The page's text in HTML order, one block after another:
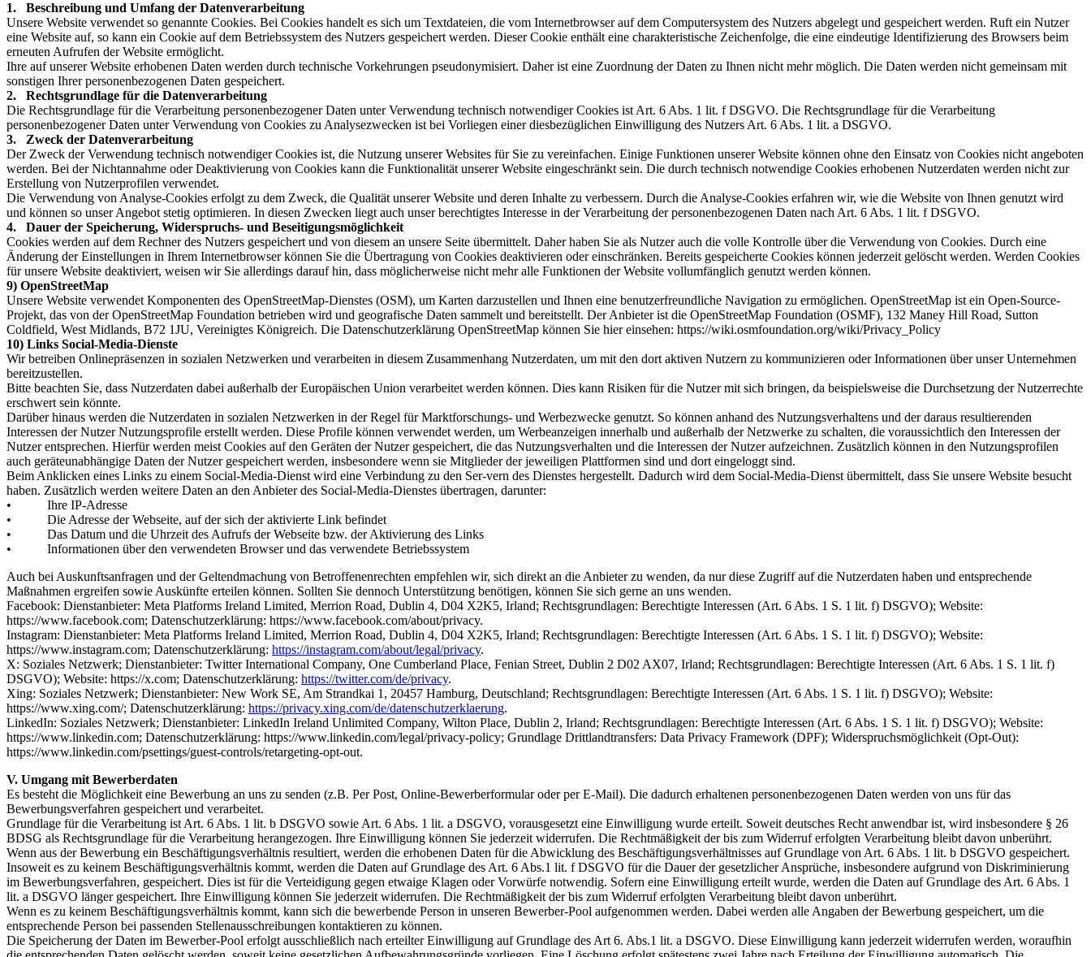
1. Beschreibung und Umfang der Datenverarbeitung
Unsere Website verwendet so genannte Cookies. Bei Cookies handelt es sich um Textdateien, die vom Internetbrowser auf dem Computersystem des Nutzers abgelegt und gespeichert werden. Ruft ein Nutzer
eine Website auf, so kann ein Cookie auf dem Betriebssystem des Nutzers gespeichert werden. Dieser Cookie enthält eine charakteristische Zeichenfolge, die eine eindeutige Identifizierung des Browsers beim
erneuten Aufrufen der Website ermöglicht.
Ihre auf unserer Website erhobenen Daten werden durch technische Vorkehrungen pseudonymisiert. Daher ist eine Zuordnung der Daten zu Ihnen nicht mehr möglich. Die Daten werden nicht gemeinsam mit
sonstigen Ihrer personenbezogenen Daten gespeichert.
2. Rechtsgrundlage für die Datenverarbeitung
Die Rechtsgrundlage für die Verarbeitung personenbezogener Daten unter Verwendung technisch notwendiger Cookies ist Art. 6 Abs. 1 lit. f DSGVO. Die Rechtsgrundlage für die Verarbeitung
personenbezogener Daten unter Verwendung von Cookies zu Analysezwecken ist bei Vorliegen einer diesbezüglichen Einwilligung des Nutzers Art. 6 Abs. 1 lit. a DSGVO.
3. Zweck der Datenverarbeitung
Der Zweck der Verwendung technisch notwendiger Cookies ist, die Nutzung unserer Websites für Sie zu vereinfachen. Einige Funktionen unserer Website können ohne den Einsatz von Cookies nicht angeboten
werden. Bei der Nichtannahme oder Deaktivierung von Cookies kann die Funktionalität unserer Website eingeschränkt sein. Die durch technisch notwendige Cookies erhobenen Nutzerdaten werden nicht zur
Erstellung von Nutzerprofilen verwendet.
Die Verwendung von Analyse-Cookies erfolgt zu dem Zweck, die Qualität unserer Website und deren Inhalte zu verbessern. Durch die Analyse-Cookies erfahren wir, wie die Website von Ihnen genutzt wird
und können so unser Angebot stetig optimieren. In diesen Zwecken liegt auch unser berechtigtes Interesse in der Verarbeitung der personenbezogenen Daten nach Art. 6 Abs. 1 lit. f DSGVO.
4. Dauer der Speicherung, Widerspruchs- und Beseitigungsmöglichkeit
Cookies werden auf dem Rechner des Nutzers gespeichert und von diesem an unsere Seite übermittelt. Daher haben Sie als Nutzer auch die volle Kontrolle über die Verwendung von Cookies. Durch eine
Änderung der Einstellungen in Ihrem Internetbrowser können Sie die Übertragung von Cookies deaktivieren oder einschränken. Bereits gespeicherte Cookies können jederzeit gelöscht werden. Werden Cookies
für unsere Website deaktiviert, weisen wir Sie allerdings darauf hin, dass möglicherweise nicht mehr alle Funktionen der Website vollumfänglich genutzt werden können.
9) OpenStreetMap
Unsere Website verwendet Komponenten des OpenStreetMap-Dienstes (OSM), um Karten darzustellen und Ihnen eine benutzerfreundliche Navigation zu ermöglichen. OpenStreetMap ist ein Open-Source-
Projekt, das von der OpenStreetMap Foundation betrieben wird und geografische Daten sammelt und bereitstellt. Der Anbieter ist die OpenStreetMap Foundation (OSMF), 132 Maney Hill Road, Sutton
Coldfield, West Midlands, B72 1JU, Vereinigtes Königreich. Die Datenschutzerklärung OpenStreetMap können Sie hier einsehen: https://wiki.osmfoundation.org/wiki/Privacy_Policy
10) Links Social-Media-Dienste
Wir betreiben Onlinepräsenzen in sozialen Netzwerken und verarbeiten in diesem Zusammenhang Nutzerdaten, um mit den dort aktiven Nutzern zu kommunizieren oder Informationen über unser Unternehmen
bereitzustellen.
Bitte beachten Sie, dass Nutzerdaten dabei außerhalb der Europäischen Union verarbeitet werden können. Dies kann Risiken für die Nutzer mit sich bringen, da beispielsweise die Durchsetzung der Nutzerrechte
erschwert sein könnte.
Darüber hinaus werden die Nutzerdaten in sozialen Netzwerken in der Regel für Marktforschungs- und Werbezwecke genutzt. So können anhand des Nutzungsverhaltens und der daraus resultierenden
Interessen der Nutzer Nutzungsprofile erstellt werden. Diese Profile können verwendet werden, um Werbeanzeigen innerhalb und außerhalb der Netzwerke zu schalten, die voraussichtlich den Interessen der
Nutzer entsprechen. Hierfür werden meist Cookies auf den Geräten der Nutzer gespeichert, die das Nutzungsverhalten und die Interessen der Nutzer aufzeichnen. Zusätzlich können in den Nutzungsprofilen
auch geräteunabhängige Daten der Nutzer gespeichert werden, insbesondere wenn sie Mitglieder der jeweiligen Plattformen sind und dort eingeloggt sind.
Beim Anklicken eines Links zu einem Social-Media-Dienst wird eine Verbindung zu den Ser-vern des Dienstes hergestellt. Dadurch wird dem Social-Media-Dienst übermittelt, dass Sie unsere Website besucht
haben. Zusätzlich werden weitere Daten an den Anbieter des Social-Media-Dienstes übertragen, darunter:
• Ihre IP-Adresse
• Die Adresse der Webseite, auf der sich der aktivierte Link befindet
• Das Datum und die Uhrzeit des Aufrufs der Webseite bzw. der Aktivierung des Links
• Informationen über den verwendeten Browser und das verwendete Betriebssystem
Auch bei Auskunftsanfragen und der Geltendmachung von Betroffenenrechten empfehlen wir, sich direkt an die Anbieter zu wenden, da nur diese Zugriff auf die Nutzerdaten haben und entsprechende
Maßnahmen ergreifen sowie Auskünfte erteilen können. Sollten Sie dennoch Unterstützung benötigen, können Sie sich gerne an uns wenden.
Facebook: Dienstanbieter: Meta Platforms Ireland Limited, Merrion Road, Dublin 4, D04 X2K5, Irland; Rechtsgrundlagen: Berechtigte Interessen (Art. 6 Abs. 1 S. 1 lit. f) DSGVO); Website:
https://www.facebook.com; Datenschutzerklärung: https://www.facebook.com/about/privacy.
Instagram: Dienstanbieter: Meta Platforms Ireland Limited, Merrion Road, Dublin 4, D04 X2K5, Irland; Rechtsgrundlagen: Berechtigte Interessen (Art. 6 Abs. 1 S. 1 lit. f) DSGVO); Website:
https://www.instagram.com; Datenschutzerklärung: https://instagram.com/about/legal/privacy.
X: Soziales Netzwerk; Dienstanbieter: Twitter International Company, One Cumberland Place, Fenian Street, Dublin 2 D02 AX07, Irland; Rechtsgrundlagen: Berechtigte Interessen (Art. 6 Abs. 1 S. 1 lit. f)
DSGVO); Website: https://x.com; Datenschutzerklärung: https://twitter.com/de/privacy.
Xing: Soziales Netzwerk; Dienstanbieter: New Work SE, Am Strandkai 1, 20457 Hamburg, Deutschland; Rechtsgrundlagen: Berechtigte Interessen (Art. 6 Abs. 1 S. 1 lit. f) DSGVO); Website:
https://www.xing.com/; Datenschutzerklärung: https://privacy.xing.com/de/datenschutzerklaerung.
LinkedIn: Soziales Netzwerk; Dienstanbieter: LinkedIn Ireland Unlimited Company, Wilton Place, Dublin 2, Irland; Rechtsgrundlagen: Berechtigte Interessen (Art. 6 Abs. 1 S. 1 lit. f) DSGVO); Website:
https://www.linkedin.com; Datenschutzerklärung: https://www.linkedin.com/legal/privacy-policy; Grundlage Drittlandtransfers: Data Privacy Framework (DPF); Widerspruchsmöglichkeit (Opt-Out):
https://www.linkedin.com/psettings/guest-controls/retargeting-opt-out.
V. Umgang mit Bewerberdaten
Es besteht die Möglichkeit eine Bewerbung an uns zu senden (z.B. Per Post, Online-Bewerberformular oder per E-Mail). Die dadurch erhaltenen personenbezogenen Daten werden von uns für das
Bewerbungsverfahren gespeichert und verarbeitet.
Grundlage für die Verarbeitung ist Art. 6 Abs. 1 lit. b DSGVO sowie Art. 6 Abs. 1 lit. a DSGVO, vorausgesetzt eine Einwilligung wurde erteilt. Soweit deutsches Recht anwendbar ist, wird insbesondere § 26
BDSG als Rechtsgrundlage für die Verarbeitung herangezogen. Ihre Einwilligung können Sie jederzeit widerrufen. Die Rechtmäßigkeit der bis zum Widerruf erfolgten Verarbeitung bleibt davon unberührt.
Wenn aus der Bewerbung ein Beschäftigungsverhältnis resultiert, werden die erhobenen Daten für die Abwicklung des Beschäftigungsverhältnisses auf Grundlage von Art. 6 Abs. 1 lit. b DSGVO gespeichert.
Insoweit es zu keinem Beschäftigungsverhältnis kommt, werden die Daten auf Grundlage des Art. 6 Abs.1 lit. f DSGVO für die Dauer der gesetzlicher Ansprüche, insbesondere aufgrund von Diskriminierung
im Bewerbungsverfahren, gespeichert. Dies ist für die Verteidigung gegen etwaige Klagen oder Vorwürfe notwendig. Sofern eine Einwilligung erteilt wurde, werden die Daten auf Grundlage des Art. 6 Abs. 1
lit. a DSGVO länger gespeichert. Ihre Einwilligung können Sie jederzeit widerrufen. Die Rechtmäßigkeit der bis zum Widerruf erfolgten Verarbeitung bleibt davon unberührt.
Wenn es zu keinem Beschäftigungsverhältnis kommt, kann sich die bewerbende Person in unseren Bewerber-Pool aufgenommen werden. Dabei werden alle Angaben der Bewerbung gespeichert, um die
entsprechende Person bei passenden Stellenausschreibungen kontaktieren zu können.
Die Speicherung der Daten im Bewerber-Pool erfolgt ausschließlich nach erteilter Einwilligung auf Grundlage des Art 6. Abs.1 lit. a DSGVO. Diese Einwilligung kann jederzeit widerrufen werden, woraufhin